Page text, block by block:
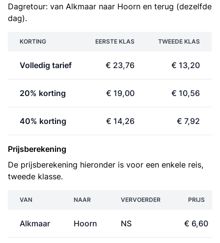
Dagretour: van Alkmaar naar Hoorn en terug (dezelfde
dag).
KORTING EERSTE KLAS TWEEDE KLAS
Volledig tarief € 23,76 € 13,20
20% korting € 19,00 € 10,56
40% korting € 14,26 € 7,92
Prijsberekening
De prijsberekening hieronder is voor een enkele reis,
tweede klasse.
VAN NAAR VERVOERDER PRIJS
Alkmaar Hoorn NS € 6,60